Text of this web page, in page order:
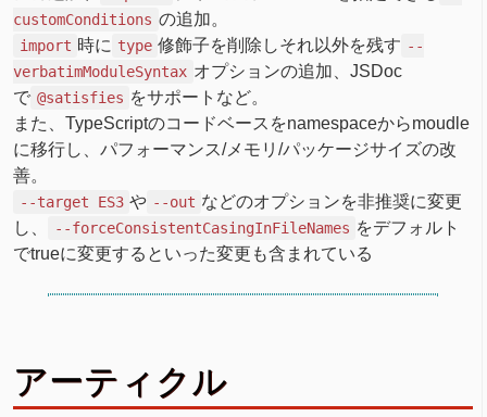
customConditions の追加。
import 時に type 修飾子を削除しそれ以外を残す --
verbatimModuleSyntax オプションの追加、JSDoc
で @satisfies をサポートなど。
また、TypeScriptのコードベースをnamespaceからmoudle
に移行し、パフォーマンス/メモリ/パッケージサイズの改
善。
--target ES3 や --out などのオプションを非推奨に変更
し、
--forceConsistentCasingInFileNames をデフォルト
でtrueに変更するといった変更も含まれている
アーティクル